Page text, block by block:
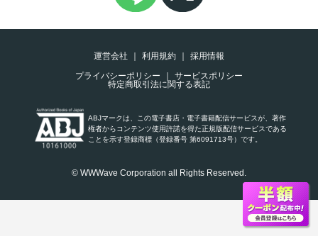
運営会社 利用規約
採用情報
プライバシーポリシー
サービスポリシー
特定商取引法に関する表記
ABJマークは、この電子書店・電子書籍配信サービスが、著作
権者からコンテンツ使用許諾を得た正規版配信サービスである
ことを示す登録商標（登録番号 第6091713号）です。
© WWWave Corporation all Rights Reserved.